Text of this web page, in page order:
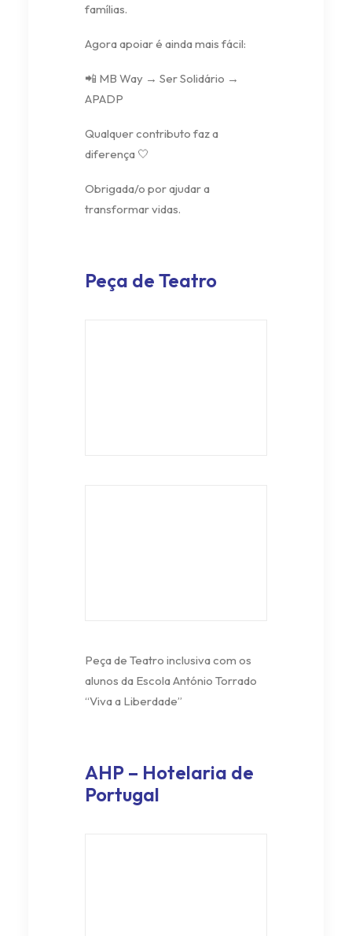
famílias.
Agora apoiar é ainda mais fácil:
📲 MB Way → Ser Solidário →
APADP
Qualquer contributo faz a
diferença 🤍
Obrigada/o por ajudar a
transformar vidas.
Peça de Teatro
Peça de Teatro inclusiva com os
alunos da Escola António Torrado
“Viva a Liberdade”
AHP – Hotelaria de
Portugal